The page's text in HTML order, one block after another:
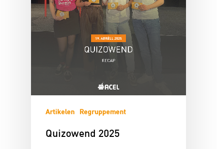
Artikelen Regruppement
Quizowend 2025